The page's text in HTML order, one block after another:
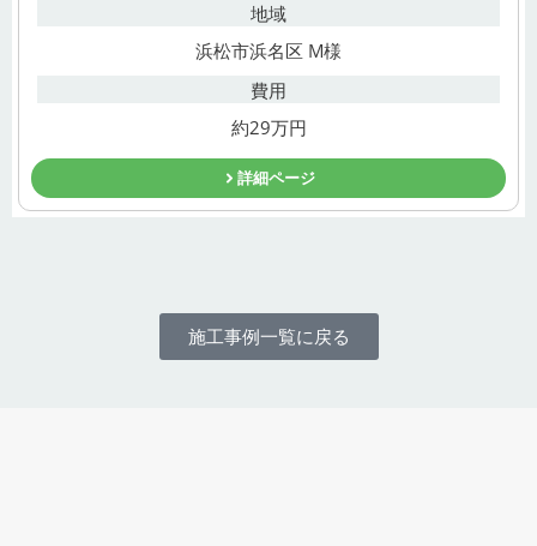
地域
浜松市浜名区 M様
費用
約29万円
詳細ページ
施工事例一覧に戻る